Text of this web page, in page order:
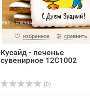
избранное сравнить
Кусайд - печенье
сувенирное 12С1002
(0)